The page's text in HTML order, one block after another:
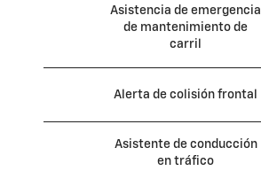
Asistencia de emergencia
de mantenimiento de
carril
Alerta de colisión frontal
Asistente de conducción
en tráfico